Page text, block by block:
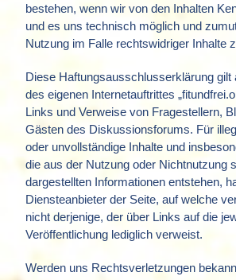
bestehen, wenn wir von den Inhalten
und es uns technisch möglich und
Nutzung im Falle rechtswidriger Inhalte
Diese Haftungsausschlusserklärung gilt
des eigenen Internetauftrittes
Links und Verweise von Fragestellern,
Gästen des Diskussionsforums. Für
oder unvollständige Inhalte und
die aus der Nutzung oder Nichtnutzung
dargestellten Informationen entstehen,
Diensteanbieter der Seite, auf welche
nicht derjenige, der über Links auf die
Veröffentlichung lediglich verweist.
Werden uns Rechtsverletzungen